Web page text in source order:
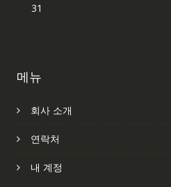
31
메뉴
회사 소개
연락처
내 계정